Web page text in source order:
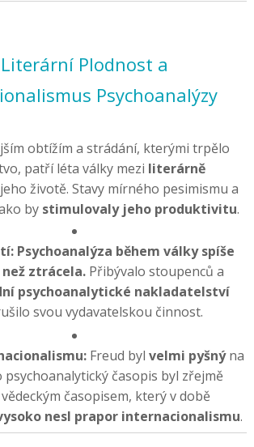
Plodnost a
Psychoanalýzy
obtížím a strádání, kterými trpělo
patří léta války mezi literárně
životě. Stavy mírného pesimismu a
by stimulovaly jeho produktivitu.
Psychoanalýza během války spíše
ztrácela. Přibývalo stoupenců a
psychoanalytické nakladatelství
svou vydavatelskou činnost.
Freud byl velmi pyšnýna
psychoanalytický časopis byl zřejmě
časopisem, který v době
nesl prapor internacionalismu.